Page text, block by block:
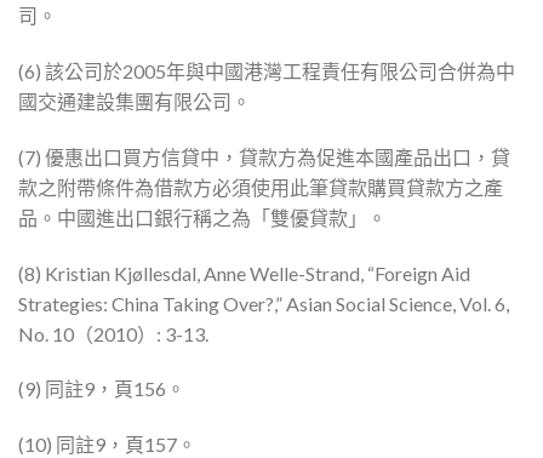
司。
(6) 該公司於2005年與中國港灣工程責任有限公司合併為中
國交通建設集團有限公司。
(7) 優惠出口買方信貸中，貸款方為促進本國產品出口，貸
款之附帶條件為借款方必須使用此筆貸款購買貸款方之產
品。中國進出口銀行稱之為「雙優貸款」。
(8) Kristian Kjøllesdal, Anne Welle-Strand, “Foreign Aid
Strategies: China Taking Over?,” Asian Social Science, Vol. 6,
No. 10（2010）: 3-13.
(9) 同註9，頁156。
(10) 同註9，頁157。